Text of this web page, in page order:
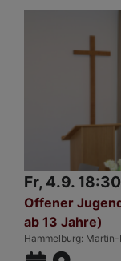
Fr, 4.9.
Offener
ab 13 Jahre)
Hammelburg